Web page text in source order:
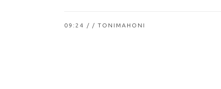
09:24 / / TONIMAHONI